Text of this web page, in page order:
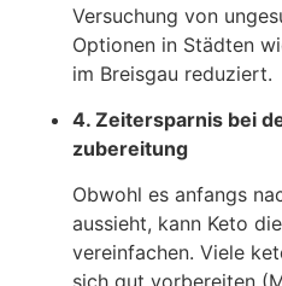
Versuchung von
Optionen in Städten
im Breisgau reduziert.
4. Zeitersparnis bei
zubereitung
Obwohl es anfangs
aussieht, kann Keto
vereinfachen. Viele